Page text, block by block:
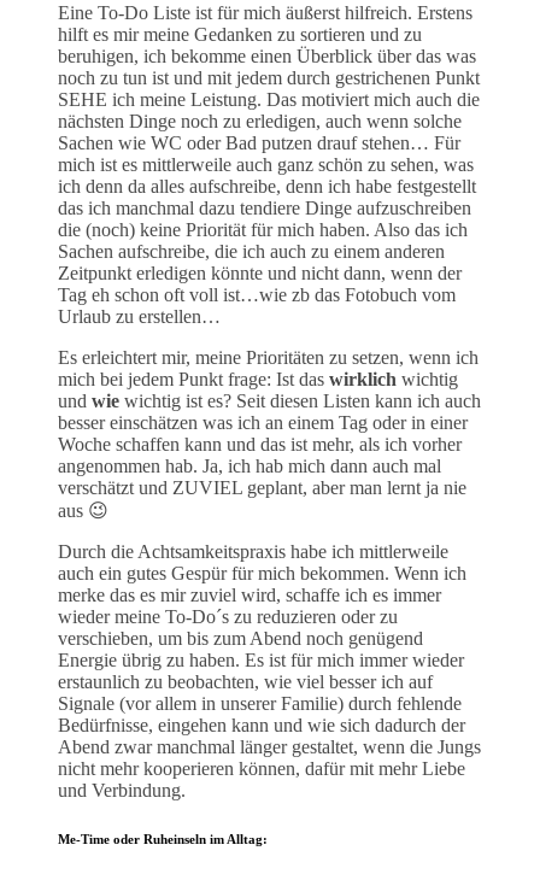
Eine To-Do Liste ist für mich äußerst hilfreich. Erstens
hilft es mir meine Gedanken zu sortieren und zu
beruhigen, ich bekomme einen Überblick über das was
noch zu tun ist und mit jedem durch gestrichenen Punkt
SEHE ich meine Leistung. Das motiviert mich auch die
nächsten Dinge noch zu erledigen, auch wenn solche
Sachen wie WC oder Bad putzen drauf stehen… Für
mich ist es mittlerweile auch ganz schön zu sehen, was
ich denn da alles aufschreibe, denn ich habe festgestellt
das ich manchmal dazu tendiere Dinge aufzuschreiben
die (noch) keine Priorität für mich haben. Also das ich
Sachen aufschreibe, die ich auch zu einem anderen
Zeitpunkt erledigen könnte und nicht dann, wenn der
Tag eh schon oft voll ist…wie zb das Fotobuch vom
Urlaub zu erstellen…
Es erleichtert mir, meine Prioritäten zu setzen, wenn ich
mich bei jedem Punkt frage: Ist das wirklich wichtig
und wie wichtig ist es? Seit diesen Listen kann ich auch
besser einschätzen was ich an einem Tag oder in einer
Woche schaffen kann und das ist mehr, als ich vorher
angenommen hab. Ja, ich hab mich dann auch mal
verschätzt und ZUVIEL geplant, aber man lernt ja nie
aus 😉
Durch die Achtsamkeitspraxis habe ich mittlerweile
auch ein gutes Gespür für mich bekommen. Wenn ich
merke das es mir zuviel wird, schaffe ich es immer
wieder meine To-Do´s zu reduzieren oder zu
verschieben, um bis zum Abend noch genügend
Energie übrig zu haben. Es ist für mich immer wieder
erstaunlich zu beobachten, wie viel besser ich auf
Signale (vor allem in unserer Familie) durch fehlende
Bedürfnisse, eingehen kann und wie sich dadurch der
Abend zwar manchmal länger gestaltet, wenn die Jungs
nicht mehr kooperieren können, dafür mit mehr Liebe
und Verbindung.
Me-Time oder Ruheinseln im Alltag: